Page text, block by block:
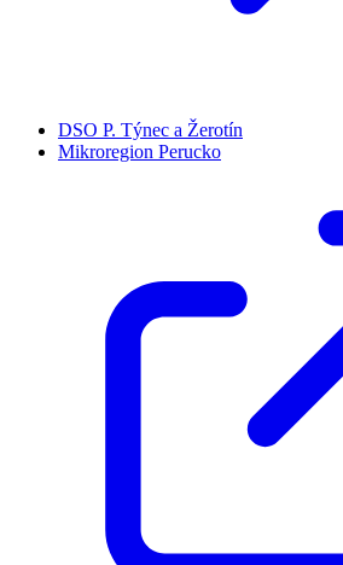
DSO P. Týnec a Žerotín
Mikroregion Perucko